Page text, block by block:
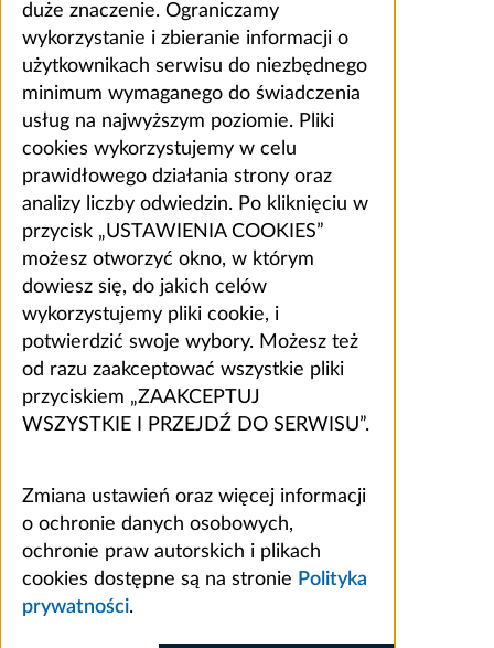
duże znaczenie. Ograniczamy
wykorzystanie i zbieranie informacji o
użytkownikach serwisu do niezbędnego
minimum wymaganego do świadczenia
usług na najwyższym poziomie. Pliki
cookies wykorzystujemy w celu
prawidłowego działania strony oraz
analizy liczby odwiedzin. Po kliknięciu w
przycisk „USTAWIENIA COOKIES”
możesz otworzyć okno, w którym
dowiesz się, do jakich celów
wykorzystujemy pliki cookie, i
potwierdzić swoje wybory. Możesz też
od razu zaakceptować wszystkie pliki
przyciskiem „ZAAKCEPTUJ
WSZYSTKIE I PRZEJDŹ DO SERWISU”.
Zmiana ustawień oraz więcej informacji
o ochronie danych osobowych,
ochronie praw autorskich i plikach
cookies dostępne są na stronie Polityka
prywatności.